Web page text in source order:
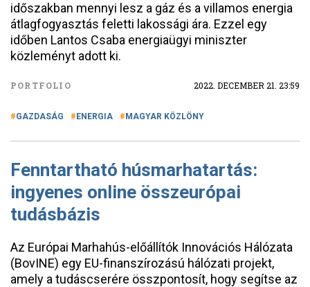
időszakban mennyi lesz a gáz és a villamos energia
átlagfogyasztás feletti lakossági ára. Ezzel egy
időben Lantos Csaba energiaügyi miniszter
közleményt adott ki.
PORTFOLIO 2022. DECEMBER 21. 23:59
GAZDASÁG ENERGIA MAGYAR KÖZLÖNY
Fenntartható húsmarhatartás:
ingyenes online összeurópai
tudásbázis
Az Európai Marhahús-előállítók Innovációs Hálózata
(BovINE) egy EU-finanszírozású hálózati projekt,
amely a tudáscserére összpontosít, hogy segítse az